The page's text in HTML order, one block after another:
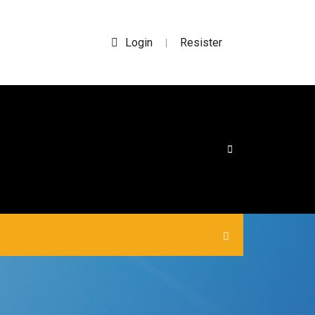
Login | Resister